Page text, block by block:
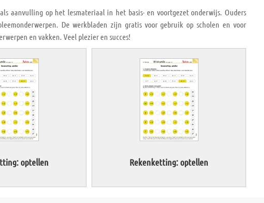
aanvulling op het lesmateriaal in het basis- en voortgezet onderwijs. Ouders
De werkbladen zijn gratis voor gebruik op scholen en voor
en vakken. Veel plezier en succes!
optellen Rekenketting: optellen